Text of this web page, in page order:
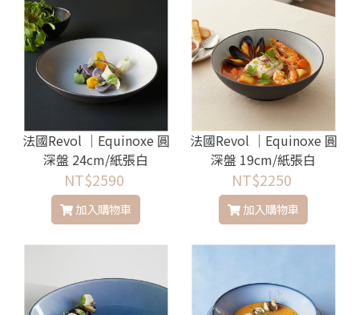
法國Revol │Equinoxe 圓
深盤 24cm/紙張白
NT$2590
加入購物車
法國Revol │Equinoxe 圓
深盤 19cm/紙張白
NT$2250
加入購物車